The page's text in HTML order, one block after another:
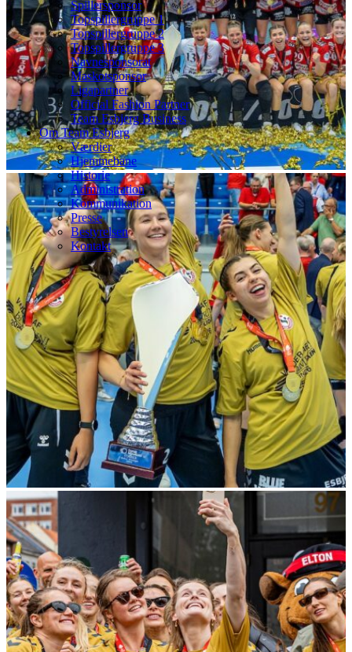
Spillersponsor
Topspillergruppe 1
Topspillergruppe 2
Topspillergruppe 3
Navnesponsorat
Maskotsponsor
Ligapartner
Official Fashion Partner
Team Esbjerg Business
Om Team Esbjerg
Værdier
Hjemmebane
Historie
Administration
Kommunikation
Presse
Bestyrelsen
Kontakt